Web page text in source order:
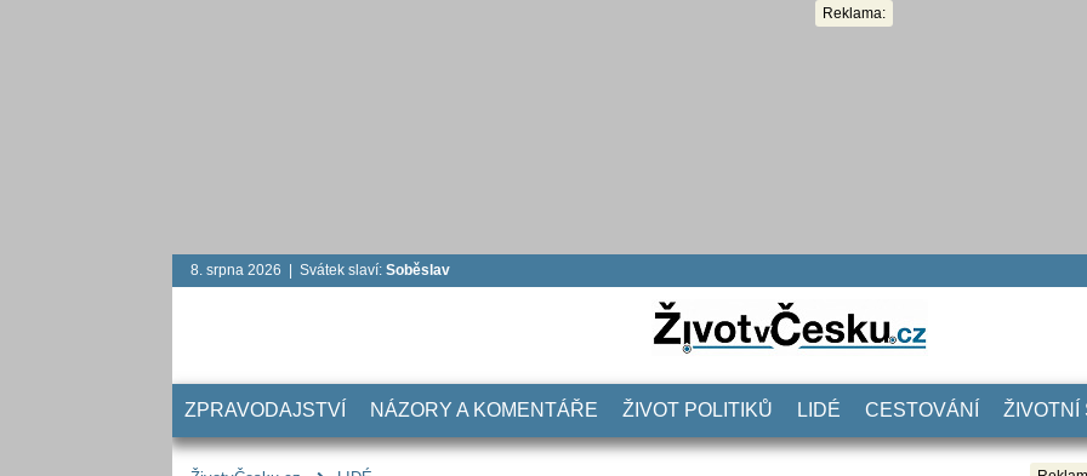
Reklama:
8. srpna 2026 | Svátek slaví: Soběslav
ZPRAVODAJSTVÍ NÁZORY A KOMENTÁŘE ŽIVOT POLITIKŮ LIDÉ CESTOVÁNÍ ŽIVOTNÍ